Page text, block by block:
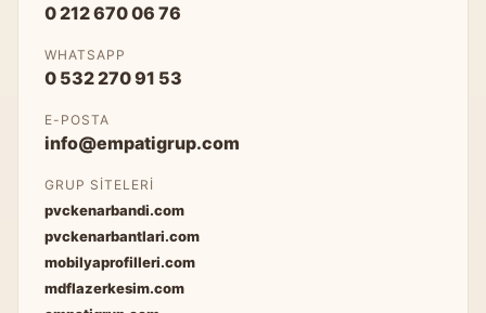
0 212 670 06 76
WHATSAPP
0 532 270 91 53
E-POSTA
info@empatigrup.com
GRUP SITELERI
pvckenarbandi.com
pvckenarbantlari.com
mobilyaprofilleri.com
mdflazerkesim.com